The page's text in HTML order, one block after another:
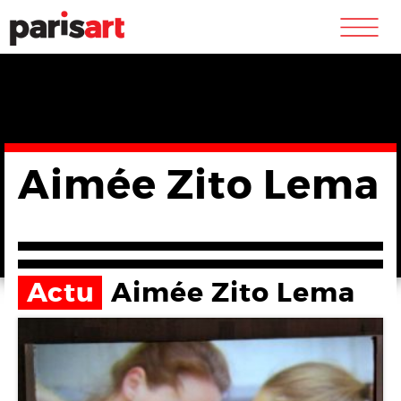
m
Aimée Zito Lema
Actu Aimée Zito Lema